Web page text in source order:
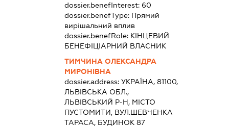
dossier.benefInterest: 60
dossier.benefType: Прямий
вирішальний вплив
dossier.benefRole: КІНЦЕВИЙ
БЕНЕФІЦІАРНИЙ ВЛАСНИК
ТИМЧИНА ОЛЕКСАНДРА
МИРОНІВНА
dossier.address:УКРАЇНА, 81100,
ЛЬВІВСЬКА ОБЛ.,
ЛЬВІВСЬКИЙ Р-Н, МІСТО
ПУСТОМИТИ, ВУЛ.ШЕВЧЕНКА
ТАРАСА, БУДИНОК 87